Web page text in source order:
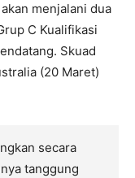
menjalani dua
C Kualifikasi
Skuad
(20 Maret)
secara
tanggung